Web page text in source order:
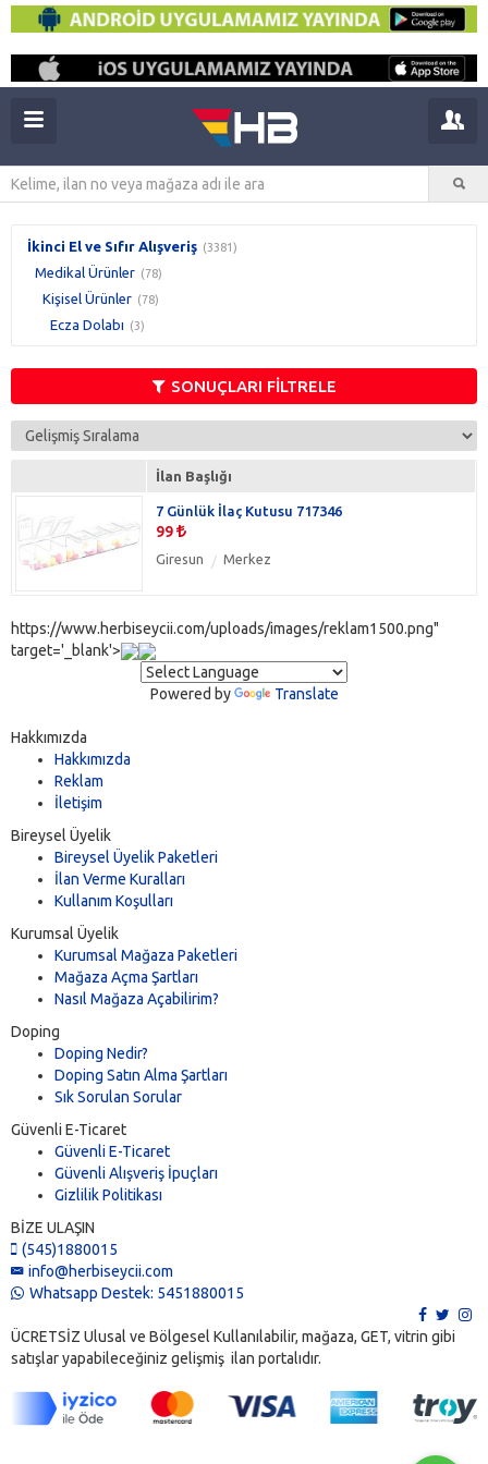
İkinci El ve Sıfır Alışveriş (3381)
Medikal Ürünler (78)
Kişisel Ürünler (78)
Ecza Dolabı (3)
SONUÇLARI FİLTRELE
İlan Başlığı
7 Günlük İlaç Kutusu 717346
99
Giresun Merkez
https://www.herbiseycii.com/uploads/images/reklam1500.png"
target='_blank'>
Powered by Translate
Hakkımızda
Hakkımızda
Reklam
İletişim
Bireysel Üyelik
Bireysel Üyelik Paketleri
İlan Verme Kuralları
Kullanım Koşulları
Kurumsal Üyelik
Kurumsal Mağaza Paketleri
Mağaza Açma Şartları
Nasıl Mağaza Açabilirim?
Doping
Doping Nedir?
Doping Satın Alma Şartları
Sık Sorulan Sorular
Güvenli E-Ticaret
Güvenli E-Ticaret
Güvenli Alışveriş İpuçları
Gizlilik Politikası
BİZE ULAŞIN
(545)1880015
info@herbiseycii.com
Whatsapp Destek: 5451880015
ÜCRETSİZ Ulusal ve Bölgesel Kullanılabilir, mağaza, GET, vitrin gibi
satışlar yapabileceğiniz gelişmiş ilan portalıdır.